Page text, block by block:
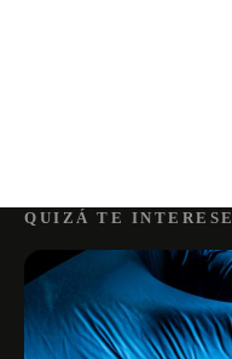
QUIZÁ TE INTERESE